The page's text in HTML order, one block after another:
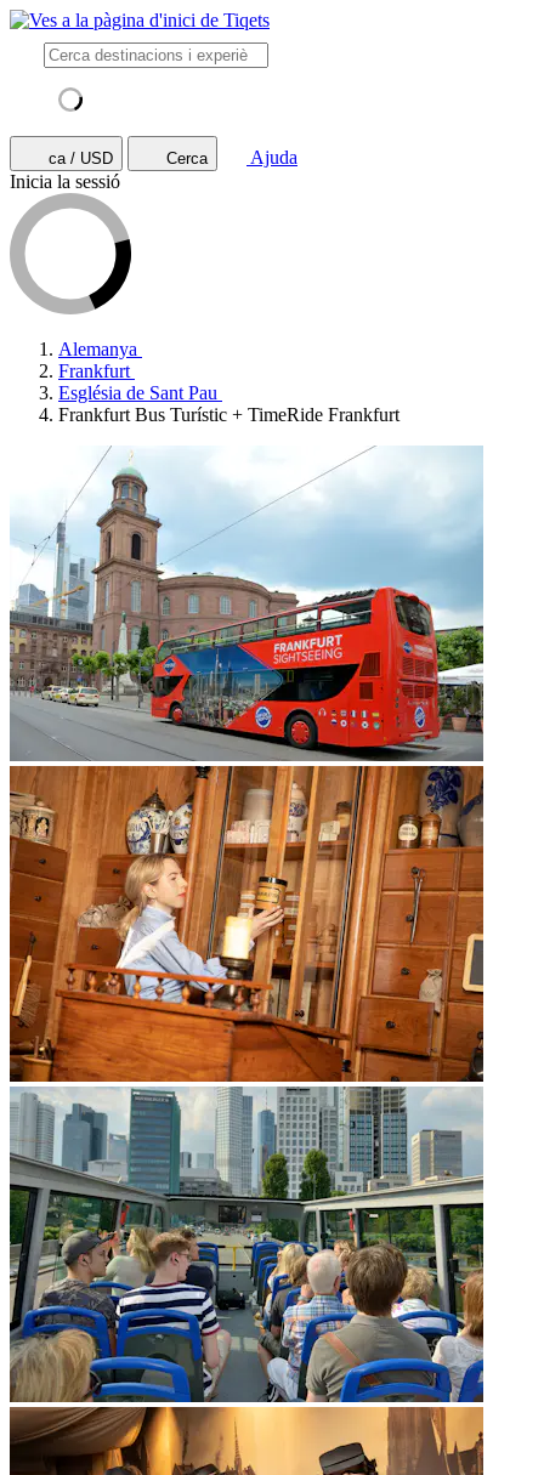
ca / USD Cerca
Ajuda
Inicia la sessió
Alemanya
Frankfurt
Església de Sant Pau
Frankfurt Bus Turístic + TimeRide Frankfurt